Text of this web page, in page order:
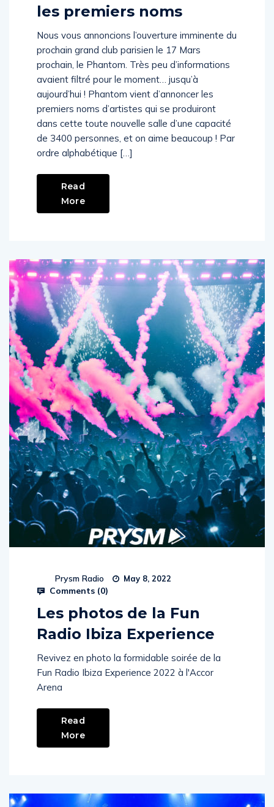
les premiers noms
Nous vous annoncions l’ouverture imminente du
prochain grand club parisien le 17 Mars
prochain, le Phantom. Très peu d’informations
avaient filtré pour le moment… jusqu’à
aujourd’hui ! Phantom vient d’annoncer les
premiers noms d’artistes qui se produiront
dans cette toute nouvelle salle d’une capacité
de 3400 personnes, et on aime beaucoup ! Par
ordre alphabétique […]
Read
More
Prysm Radio May 8, 2022
Comments (0)
Les photos de la Fun
Radio Ibiza Experience
Revivez en photo la formidable soirée de la
Fun Radio Ibiza Experience 2022 à l'Accor
Arena
Read
More